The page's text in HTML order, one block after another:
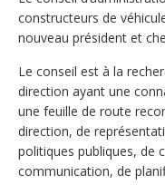
constructeurs de
nouveau président et
Le conseil est à la
direction ayant une
une feuille de route
direction, de
politiques publiques, de
communication, de